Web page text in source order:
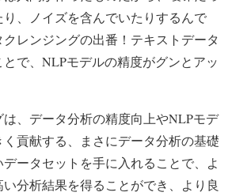
、ノイズを含んでいたりするんで
レンジングの出番！テキストデータ
で、NLPモデルの精度がグンとアッ
、データ分析の精度向上やNLPモデ
貢献する、まさにデータ分析の基礎
ータセットを手に入れることで、よ
分析結果を得ることができ、より良